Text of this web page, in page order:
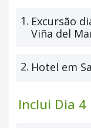
1. Excursão
Viña del
2. Hotel em
Inclui Dia 4